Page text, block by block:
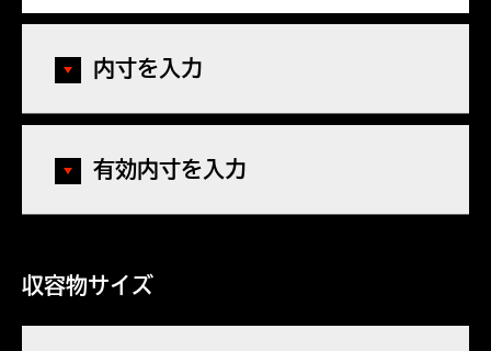
内寸を入力
有効内寸を入力
収容物サイズ